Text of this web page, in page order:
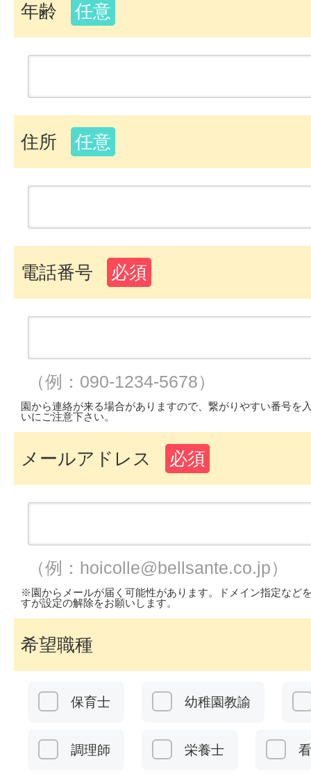
年齢 任意
住所 任意
電話番号 必須
（例：090-1234-5678）
園から連絡が来る場合がありますので、繋がりやすい番号を
いにご注意下さい。
メールアドレス 必須
（例：hoicolle@bellsante.co.jp）
※園からメールが届く可能性があります。ドメイン指定など
すが設定の解除をお願いします。
希望職種
保育士 幼稚園教諭
調理師 栄養士